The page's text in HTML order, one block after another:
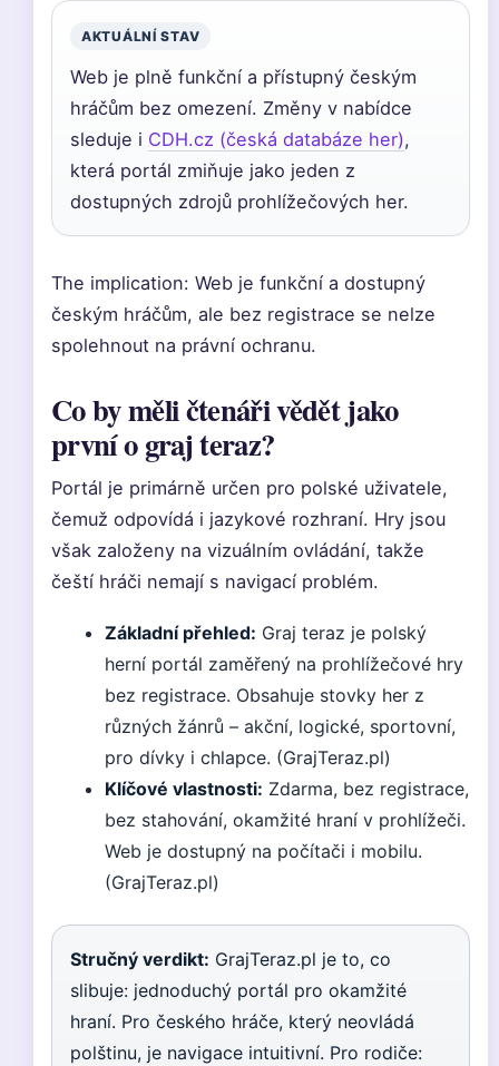
AKTUÁLNÍ STAV
Web je plně funkční a přístupný českým
hráčům bez omezení. Změny v nabídce
sleduje i CDH.cz (česká databáze her),
která portál zmiňuje jako jeden z
dostupných zdrojů prohlížečových her.
The implication: Web je funkční a dostupný
českým hráčům, ale bez registrace se nelze
spolehnout na právní ochranu.
Co by měli čtenáři vědět jako
první o graj teraz?
Portál je primárně určen pro polské uživatele,
čemuž odpovídá i jazykové rozhraní. Hry jsou
však založeny na vizuálním ovládání, takže
čeští hráči nemají s navigací problém.
Základní přehled: Graj teraz je polský
herní portál zaměřený na prohlížečové hry
bez registrace. Obsahuje stovky her z
různých žánrů – akční, logické, sportovní,
pro dívky i chlapce. (GrajTeraz.pl)
Klíčové vlastnosti: Zdarma, bez registrace,
bez stahování, okamžité hraní v prohlížeči.
Web je dostupný na počítači i mobilu.
(GrajTeraz.pl)
Stručný verdikt: GrajTeraz.pl je to, co
slibuje: jednoduchý portál pro okamžité
hraní. Pro českého hráče, který neovládá
polštinu, je navigace intuitivní. Pro rodiče: